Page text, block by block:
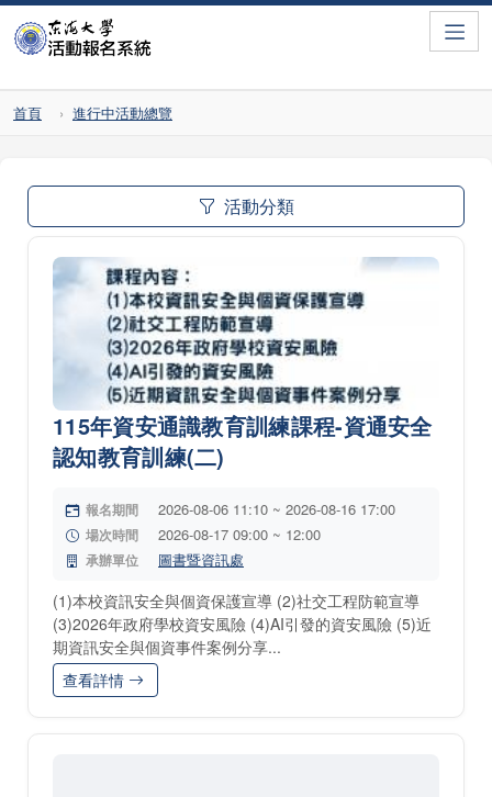
首頁 進行中活動總覽
活動分類
115年資安通識教育訓練課程-資通安全
認知教育訓練(二)
報名期間 2026-08-06 11:10 ~ 2026-08-16 17:00
場次時間 2026-08-17 09:00 ~ 12:00
承辦單位 圖書暨資訊處
(1)本校資訊安全與個資保護宣導 (2)社交工程防範宣導
(3)2026年政府學校資安風險 (4)AI引發的資安風險 (5)近
期資訊安全與個資事件案例分享...
查看詳情